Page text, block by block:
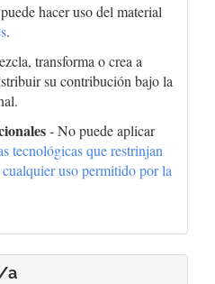
hacer uso del material
.
transforma o crea a
su contribución bajo la
- No puede aplicar
tecnológicas que restrinjan
uso permitido por la
a